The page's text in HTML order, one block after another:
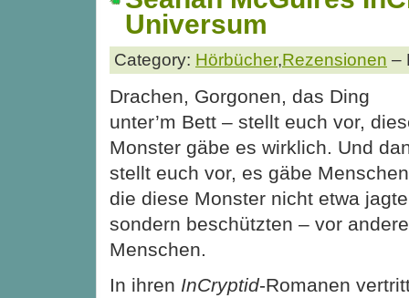
Universum
Category: Hörbücher,Rezensionen –
Drachen, Gorgonen, das Ding
unter’m Bett – stellt euch vor,
Monster gäbe es wirklich. Und
stellt euch vor, es gäbe
die diese Monster nicht etwa
sondern beschützten – vor
Menschen.
In ihren InCryptid-Romanen